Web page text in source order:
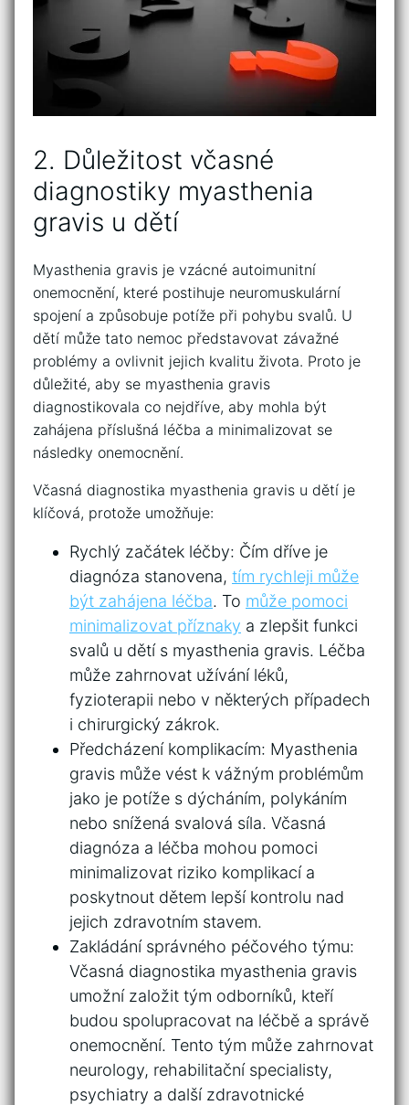
2.⁣ Důležitost ⁣včasné
diagnostiky myasthenia
gravis u dětí
Myasthenia gravis je vzácné autoimunitní
onemocnění, ⁤které‍ postihuje‍ neuromuskulární
spojení a způsobuje potíže při⁣ pohybu svalů. U
dětí může tato nemoc‌ představovat závažné
problémy ‍a ovlivnit jejich kvalitu⁤ života. Proto je​
důležité, ‍aby se myasthenia⁣ gravis
diagnostikovala co nejdříve, ⁤aby mohla ⁣být
zahájena příslušná léčba a minimalizovat se
následky onemocnění.
Včasná diagnostika myasthenia ​gravis u⁣ dětí je
klíčová, protože ⁣umožňuje:
Rychlý začátek léčby: Čím dříve je​
diagnóza stanovena,‌ tím rychleji může
být zahájena léčba. To může ⁣pomoci
minimalizovat příznaky a zlepšit funkci
svalů u ​dětí⁣ s‍ myasthenia gravis. ⁣Léčba
může ⁢zahrnovat užívání léků,
fyzioterapii nebo ‌v některých případech
i⁤ chirurgický ⁣zákrok.
Předcházení ⁣komplikacím: ‌Myasthenia
gravis ‍může vést ⁤k vážným ​problémům
jako je ⁢potíže s dýcháním, polykáním
nebo ‌snížená svalová ⁢síla. ​Včasná
diagnóza a​ léčba‍ mohou pomoci
‍minimalizovat riziko komplikací a
poskytnout ‍dětem lepší kontrolu nad
jejich‍ zdravotním stavem.
Zakládání správného péčového týmu:‍
Včasná‍ diagnostika myasthenia⁣ gravis
umožní‌ založit tým odborníků, kteří
budou spolupracovat na ‌léčbě a správě
onemocnění.⁣ Tento tým⁣ může⁣ zahrnovat
neurology, rehabilitační specialisty,
psychiatry⁣ a další zdravotnické